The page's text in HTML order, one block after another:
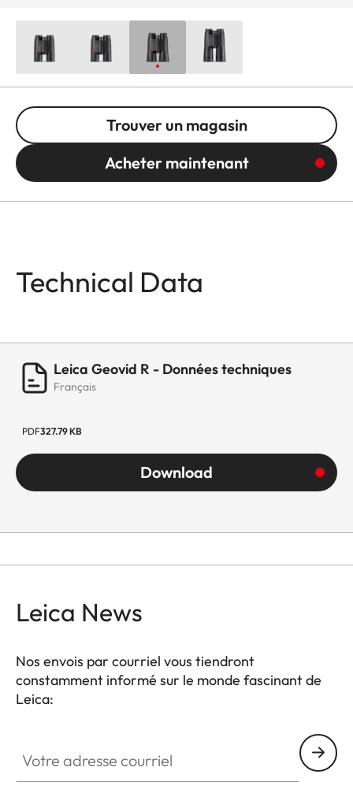
Trouver un magasin
Acheter maintenant
Technical Data
Leica Geovid R - Données techniques
Français
PDF327.79 KB
Download
Leica News
Nos envois par courriel vous tiendront
constamment informé sur le monde fascinant de
Leica: